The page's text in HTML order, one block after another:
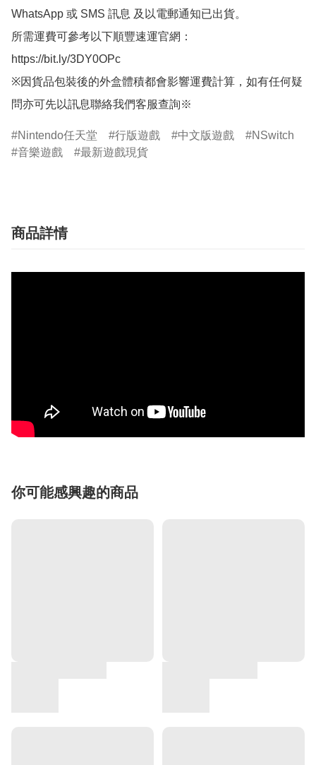
WhatsApp 或 SMS 訊息 及以電郵通知已出貨。
所需運費可參考以下順豐速運官網：
https://bit.ly/3DY0OPc
※因貨品包裝後的外盒體積都會影響運費計算，如有任何疑
問亦可先以訊息聯絡我們客服查詢※
Nintendo任天堂 行版遊戲 中文版遊戲
NSwitch
音樂遊戲
最新遊戲現貨
商品詳情
你可能感興趣的商品